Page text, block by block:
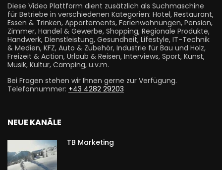
Diese Video Plattform dient zusätzlich als Suchmaschine
für Betriebe in verschiedenen Kategorien: Hotel, Restaurant,
Essen & Trinken, Appartements, Ferienwohnungen, Pension,
Zimmer, Handel & Gewerbe, Shopping, Regionale Produkte,
Handwerk, Dienstleistung, Gesundheit, Lifestyle, IT-Technik
& Medien, KFZ, Auto & Zubehör, Industrie für Bau und Holz,
Freizeit & Action, Urlaub & Reisen, Interviews, Sport, Kunst,
Musik, Kultur, Camping, u.v.m.
Bei Fragen stehen wir Ihnen gerne zur Verfügung.
Telefonnummer: +43 4282 29203
NEUE KANÄLE
TB Marketing